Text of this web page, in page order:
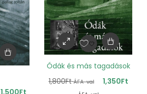
Ódák és más tagadások
1,800Ft ÁFA-val 1,350Ft